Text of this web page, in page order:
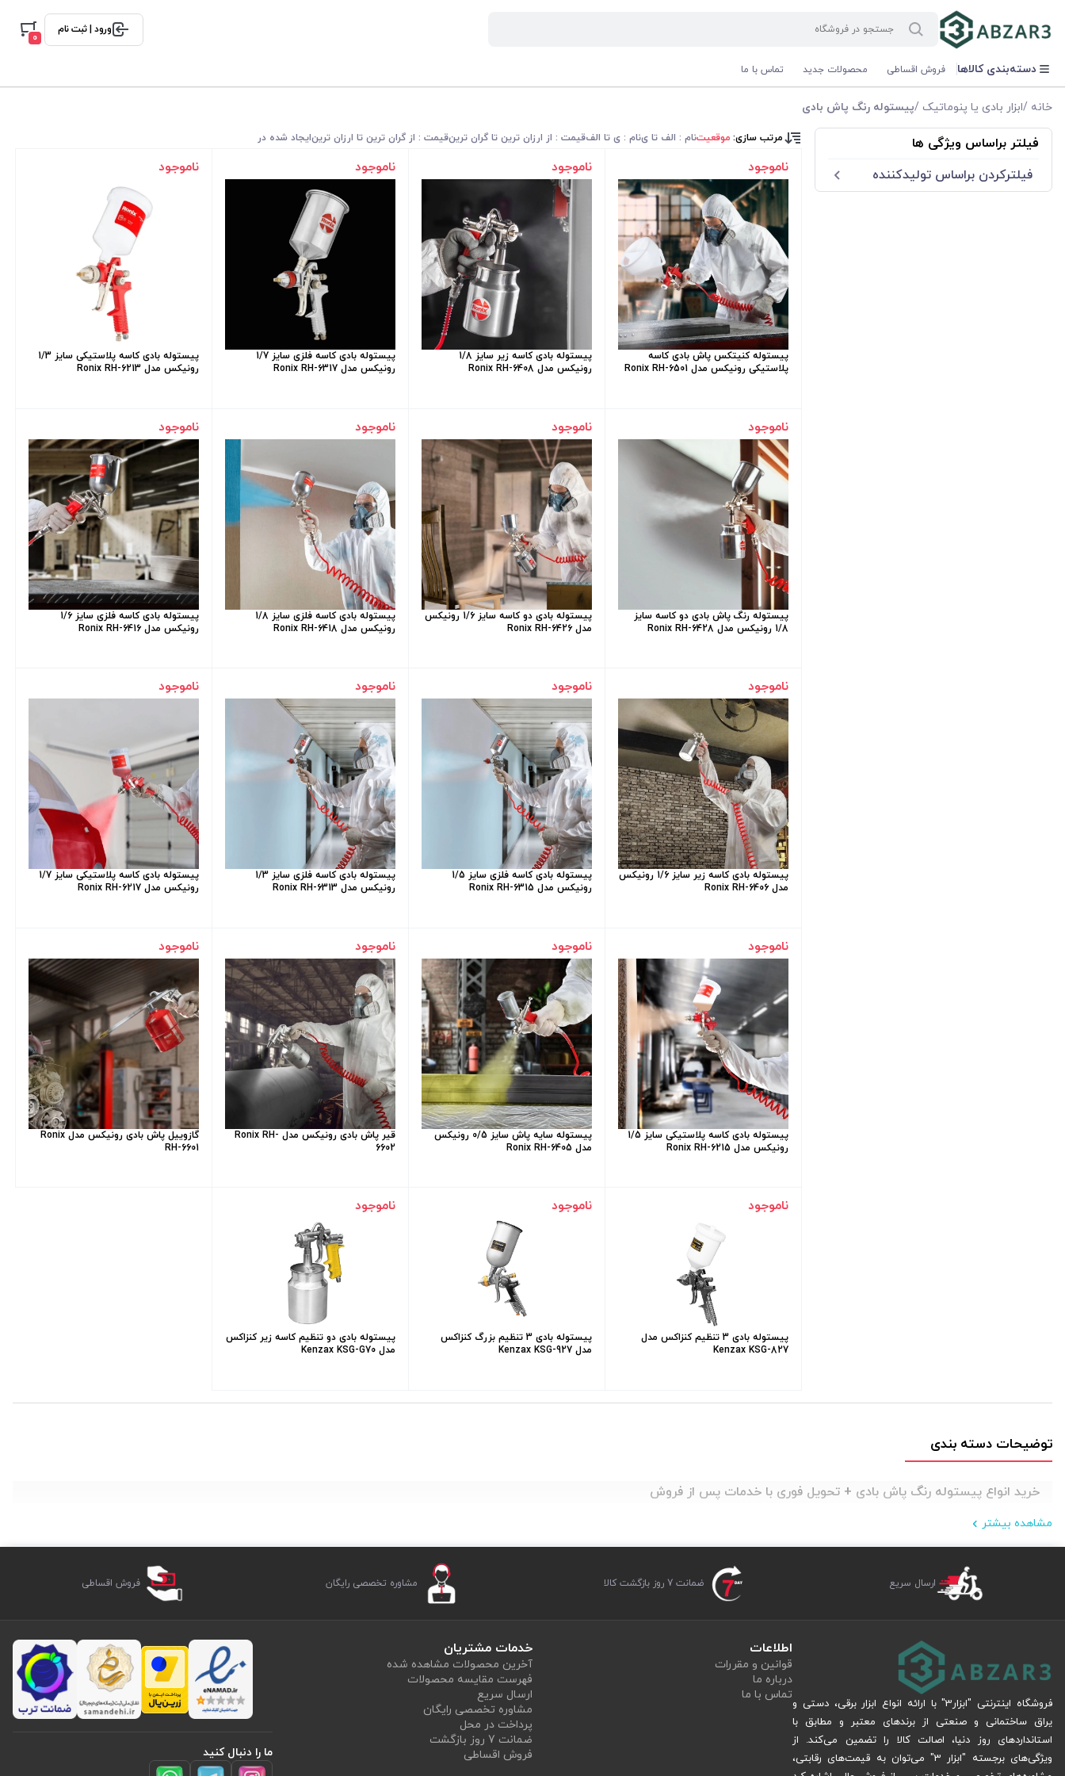
ورود | ثبت نام
0
دسته‌بندی کالاها فروش اقساطی محصولات جدید تماس با ما
خانه /ابزار بادی یا پنوماتیک /پیستوله رنگ پاش بادی
فیلتر براساس ویژگی ها
فیلترکردن براساس تولید‌کننده
مرتب سازی: موقعیتنام : الف تا ینام : ی تا الفقیمت : از ارزان ترین تا گران ترینقیمت : از گران ترین تا ارزان ترینایجاد شده در
ناموجود
پیستوله کنیتکس پاش بادی کاسه
پلاستیکی رونیکس مدل Ronix RH-6501
ناموجود
پیستوله بادی کاسه زیر سایز 1/8
رونیکس مدل Ronix RH-6408
ناموجود
پیستوله بادی کاسه فلزی سایز 1/7
رونیکس مدل Ronix RH-6317
ناموجود
پیستوله بادی کاسه پلاستیکی سایز 1/3
رونیکس مدل Ronix RH-6213
ناموجود
پیستوله رنگ پاش بادی دو کاسه سایز
1/8 رونیکس مدل Ronix RH-6428
ناموجود
پیستوله بادی دو کاسه سایز 1/6 رونیکس
مدل Ronix RH-6426
ناموجود
پیستوله بادی کاسه فلزی سایز 1/8
رونیکس مدل Ronix RH-6418
ناموجود
پیستوله بادی کاسه فلزی سایز 1/6
رونیکس مدل Ronix RH-6416
ناموجود
پیستوله بادی کاسه زیر سایز 1/6 رونیکس
مدل Ronix RH-6406
ناموجود
پیستوله بادی کاسه فلزی سایز 1/5
رونیکس مدل Ronix RH-6315
ناموجود
پیستوله بادی کاسه فلزی سایز 1/3
رونیکس مدل Ronix RH-6313
ناموجود
پیستوله بادی کاسه پلاستیکی سایز 1/7
رونیکس مدل Ronix RH-6217
ناموجود
پیستوله بادی کاسه پلاستیکی سایز 1/5
رونیکس مدل Ronix RH-6215
ناموجود
پیستوله سایه پاش سایز 0/5 رونیکس
مدل Ronix RH-6405
ناموجود
قیر پاش بادی رونیکس مدل Ronix RH-
6602
ناموجود
گازوییل پاش بادی رونیکس مدل Ronix
RH-6601
ناموجود
پيستوله بادی 3 تنظيم کنزاکس مدل
Kenzax KSG-827
ناموجود
پيستوله بادی 3 تنظيم بزرگ کنزاکس
مدل Kenzax KSG-927
ناموجود
پیستوله بادی دو تنظیم کاسه زیر کنزاکس
مدل Kenzax KSG-G70
توضیحات دسته بندی
خرید انواع پیستوله رنگ پاش بادی + تحویل فوری با خدمات پس از فروش
مشاهده بیشتر
ارسال سریع ضمانت 7 روز بازگشت کالا مشاوره تخصصی رایگان فروش اقساطی
فروشگاه اینترنتی "ابزار3" با ارائه انواع ابزار برقی، دستی و
یراق ساختمانی و صنعتی از برندهای معتبر و مطابق با
استانداردهای روز دنیا، اصالت کالا را تضمین می‌کند. از
ویژگی‌های برجسته "ابزار 3" می‌توان به قیمت‌های رقابتی،
اطلاعات
قوانین و مقررات
درباره ما
تماس با ما
خدمات مشتریان
آخرین محصولات مشاهده شده
فهرست مقایسه محصولات
ارسال سریع
مشاوره تخصصی رایگان
پرداخت در محل
ضمانت 7 روز بازگشت
فروش اقساطی
ما را دنبال کنید